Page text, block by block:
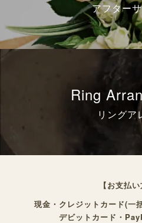
アフター
Ring
リングア
【お支払い
現金・クレジットカード(一
デビットカード・